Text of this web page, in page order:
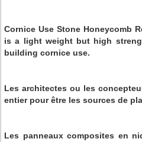
Cornice Use Stone Honeycomb
is a light weight but high
building cornice use.
Les architectes ou les
entier pour être les sources de
Les panneaux composites en